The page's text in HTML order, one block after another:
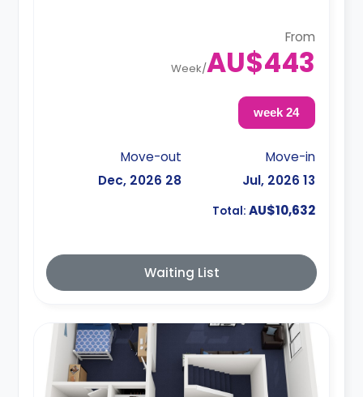
From
AU$443
/
Week
24 week
Move-in
13 Jul, 2026
Move-out
28 Dec, 2026
Total: AU$10,632
Waiting List